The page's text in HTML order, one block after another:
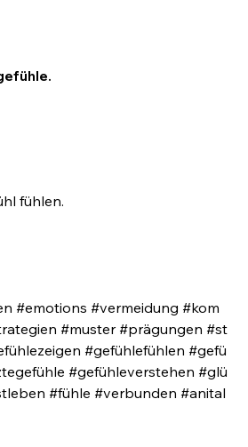
fühlen.
#emotions #vermeidung #kom
#muster #prägungen #st
#gefühlefühlen #gefü
#gefühleverstehen #glü
#fühle #verbunden #anital